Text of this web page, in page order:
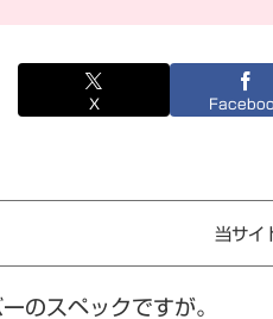
X
当サイ
のスペックですが。